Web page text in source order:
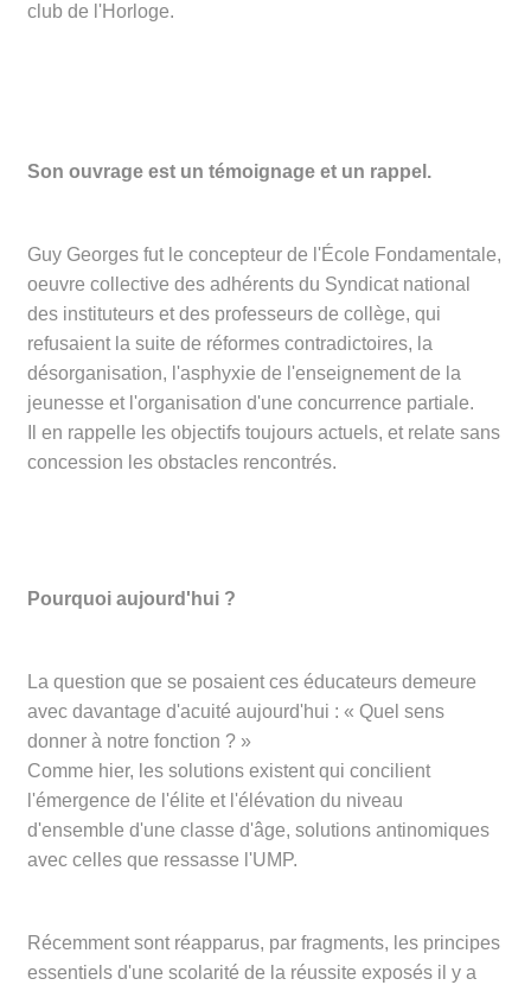
club de l'Horloge.
Son ouvrage est un témoignage et un rappel.
Guy Georges fut le concepteur de l'École Fondamentale,
oeuvre collective des adhérents du Syndicat national
des instituteurs et des professeurs de collège, qui
refusaient la suite de réformes contradictoires, la
désorganisation, l'asphyxie de l'enseignement de la
jeunesse et l'organisation d'une concurrence partiale.
Il en rappelle les objectifs toujours actuels, et relate sans
concession les obstacles rencontrés.
Pourquoi aujourd'hui ?
La question que se posaient ces éducateurs demeure
avec davantage d'acuité aujourd'hui : « Quel sens
donner à notre fonction ? »
Comme hier, les solutions existent qui concilient
l'émergence de l'élite et l'élévation du niveau
d'ensemble d'une classe d'âge, solutions antinomiques
avec celles que ressasse l'UMP.
Récemment sont réapparus, par fragments, les principes
essentiels d'une scolarité de la réussite exposés il y a